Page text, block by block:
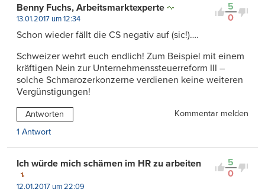
5
0
Benny Fuchs, Arbeitsmarktexperte
13.01.2017 um 12:34
Schon wieder fällt die CS negativ auf (sic!)….
Schweizer wehrt euch endlich! Zum Beispiel mit einem
kräftigen Nein zur Unternehmenssteuerreform III –
solche Schmarozerkonzerne verdienen keine weiteren
Vergünstigungen!
Antworten
Kommentar melden
1 Antwort
5
0
Ich würde mich schämen im HR zu arbeiten
12.01.2017 um 22:09